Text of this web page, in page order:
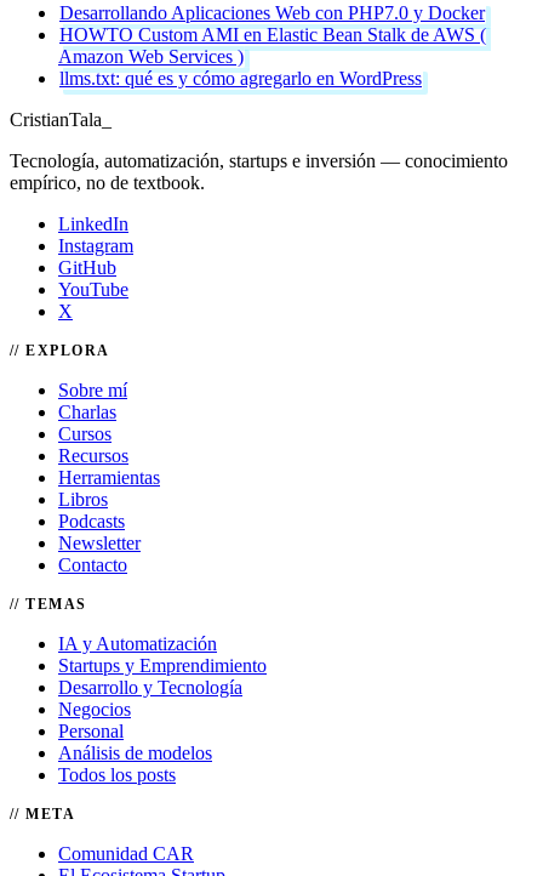
Desarrollando Aplicaciones Web con PHP7.0 y Docker
HOWTO Custom AMI en Elastic Bean Stalk de AWS (
Amazon Web Services )
llms.txt: qué es y cómo agregarlo en WordPress
CristianTala
Tecnología, automatización, startups e inversión — conocimiento
empírico, no de textbook.
LinkedIn
Instagram
GitHub
YouTube
X
EXPLORA
Sobre mí
Charlas
Cursos
Recursos
Herramientas
Libros
Podcasts
Newsletter
Contacto
TEMAS
IA y Automatización
Startups y Emprendimiento
Desarrollo y Tecnología
Negocios
Personal
Análisis de modelos
Todos los posts
META
Comunidad CAR